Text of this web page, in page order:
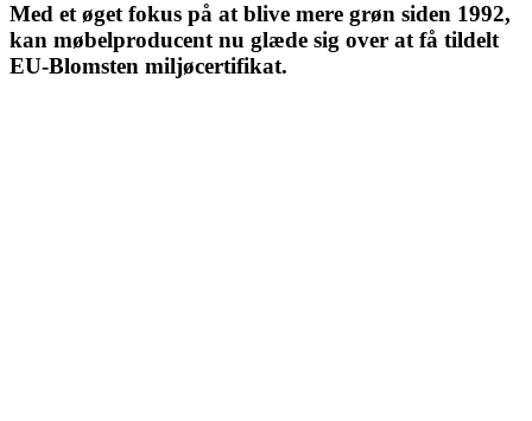
Med et øget fokus på at blive mere grøn siden 1992,
kan møbelproducent nu glæde sig over at få tildelt
EU-Blomsten miljøcertifikat.